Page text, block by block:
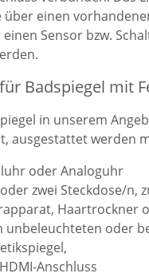
über einen
Sensor bzw.
Badspiegel mit
in unserem
ausgestattet werden
oder Analoguhr
zwei Steckdose/n,
Haartrockner
unbeleuchteten oder
Anschluss